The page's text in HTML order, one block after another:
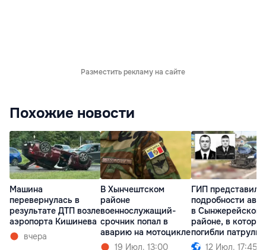
Разместить рекламу на сайте
Похожие новости
Машина
перевернулась в
результате ДТП возле
аэропорта Кишинева
вчера
В Хынчештском
районе
военнослужащий-
срочник попал в
аварию на мотоцикле
19 Июл. 13:00
ГИП представил
подробности
в Сынжерейском
районе, в которой
погибли
12 Июл. 17:45